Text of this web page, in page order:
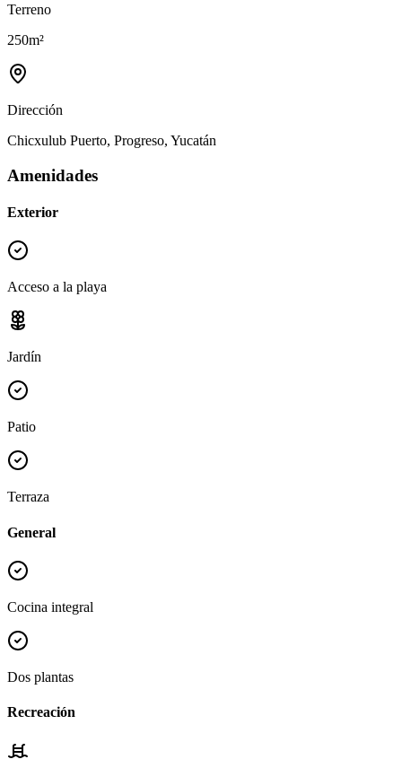
Terreno
250m²
Dirección
Chicxulub Puerto, Progreso, Yucatán
Amenidades
Exterior
Acceso a la playa
Jardín
Patio
Terraza
General
Cocina integral
Dos plantas
Recreación